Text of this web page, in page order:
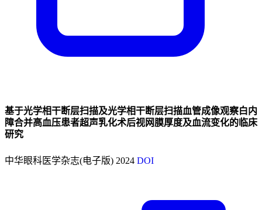
基于光学相干断层扫描及光学相干断层扫描血管成像观察白内
障合并高血压患者超声乳化术后视网膜厚度及血流变化的临床
研究
中华眼科医学杂志(电子版) 2024 DOI